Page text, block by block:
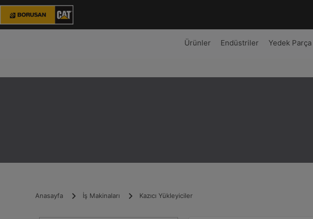
Ürünler Endüstriler Yedek Parça
Anasayfa İş Makinaları Kazıcı Yükleyiciler